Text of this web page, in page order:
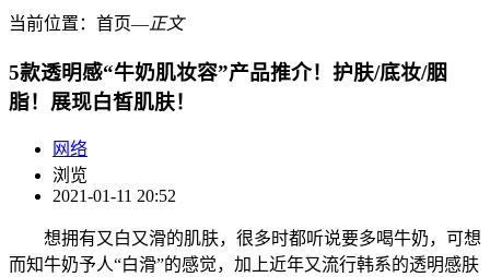
当前位置： 首页―正文
5款透明感“牛奶肌妆容”产品推介！护肤/底妆/胭
脂！展现白皙肌肤！
网络
浏览
2021-01-11 20:52
想拥有又白又滑的肌肤，很多时都听说要多喝牛奶，可想
而知牛奶予人“白滑”的感觉，加上近年又流行韩系的透明感肤